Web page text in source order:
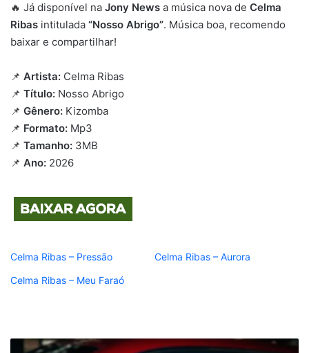
🔥 Já disponível na Jony News a música nova de Celma
Ribas intitulada “Nosso Abrigo”. Música boa, recomendo
baixar e compartilhar!
📌 Artista: Celma Ribas
📌 Título: Nosso Abrigo
📌 Gênero: Kizomba
📌 Formato: Mp3
📌 Tamanho: 3MB
📌 Ano: 2026
Celma Ribas – Pressão
Celma Ribas – Aurora
Celma Ribas – Meu Faraó
Celma